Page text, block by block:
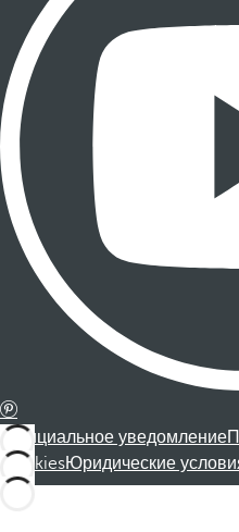
Официальное уведомление
CookiesЮридические